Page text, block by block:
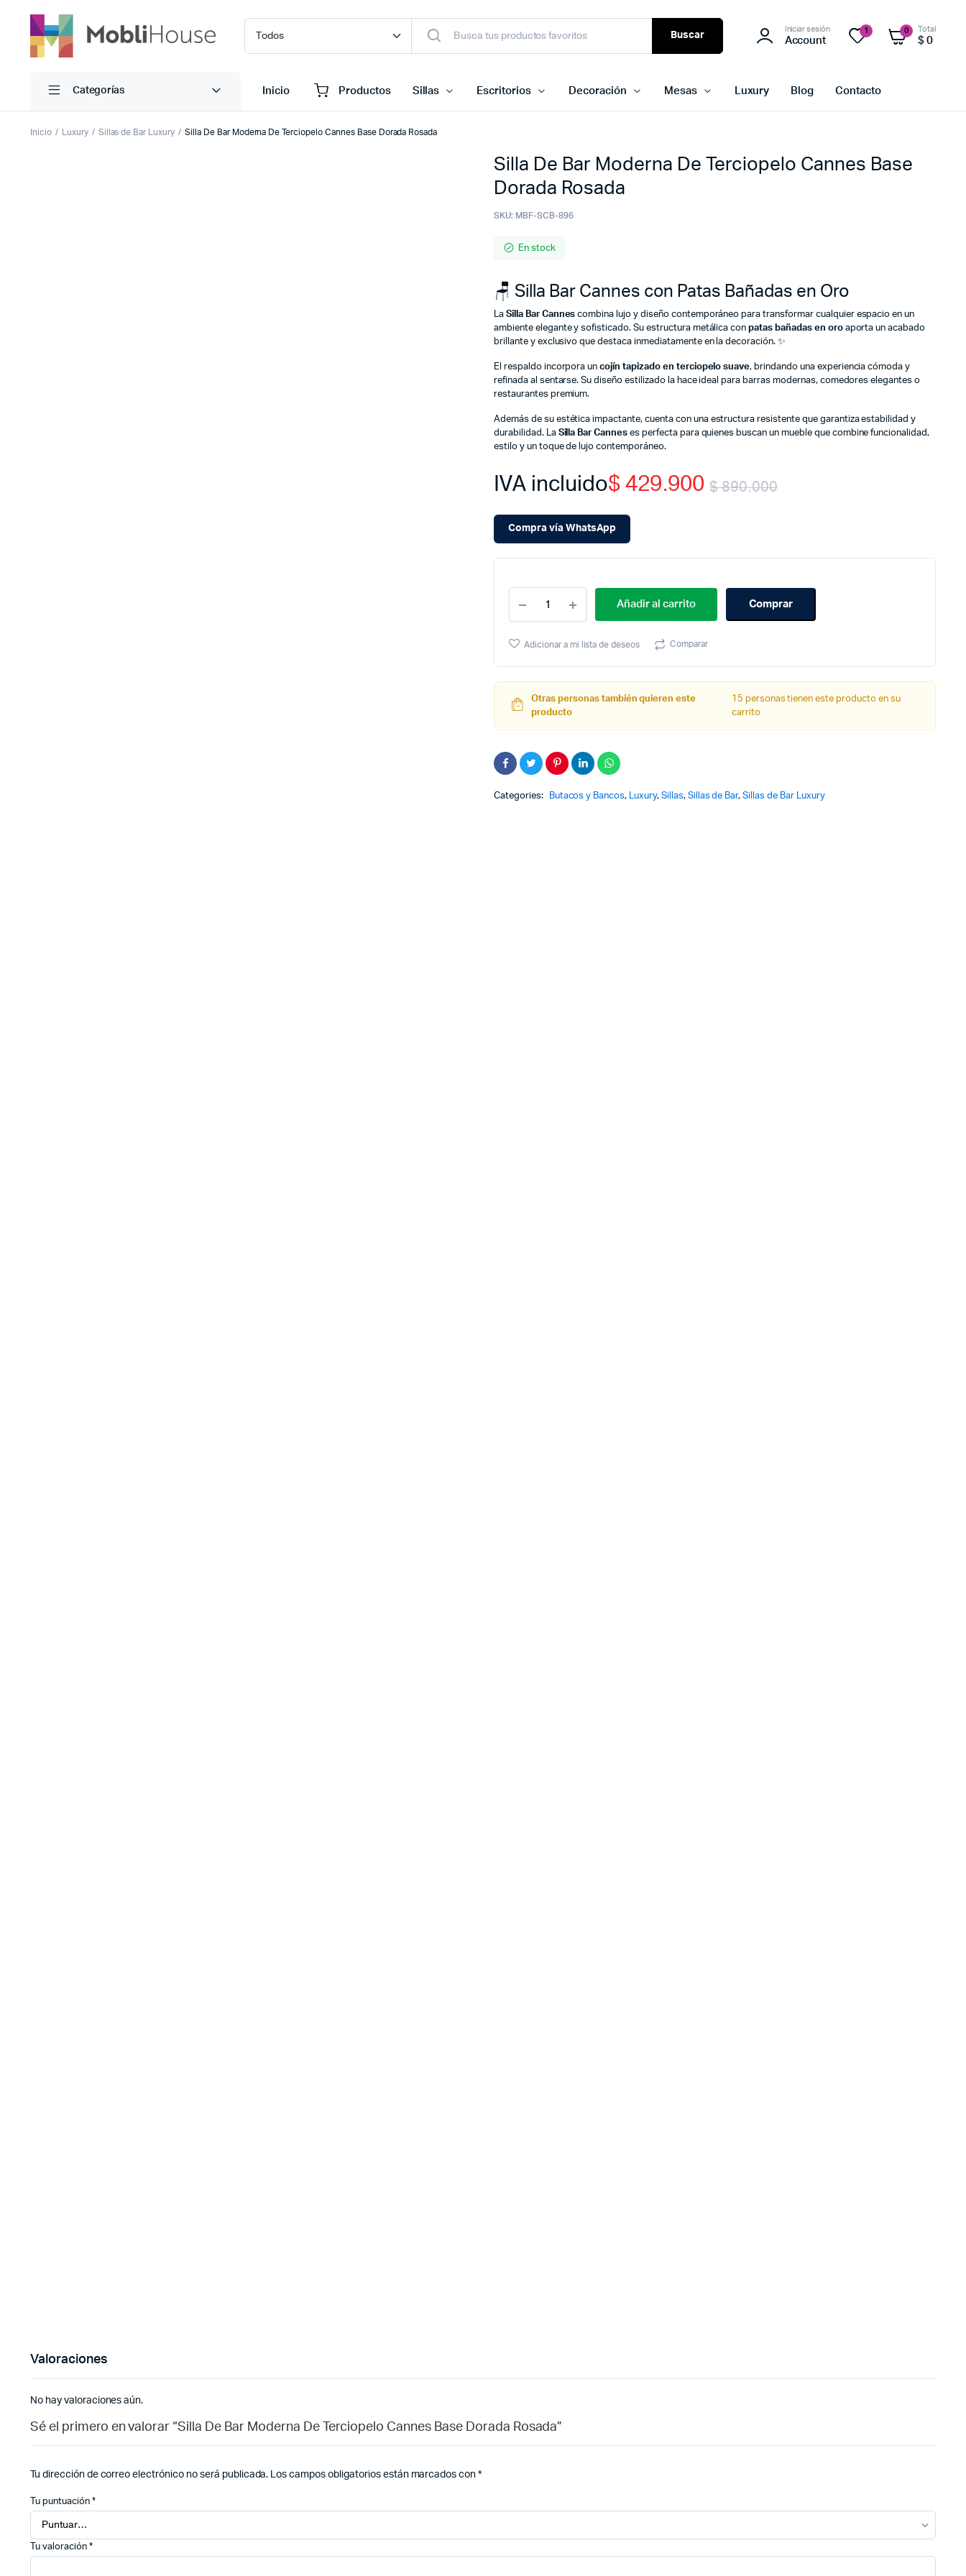
Buscar
Iniciar sesión
Account
1 0 Total
$ 0
Categorías Inicio Productos Sillas Escritorios Decoración Mesas Luxury Blog Contacto
Inicio Luxury Sillas de Bar Luxury Silla De Bar Moderna De Terciopelo Cannes Base Dorada Rosada
Silla De Bar Moderna De Terciopelo Cannes Base
Dorada Rosada
SKU: MBF-SCB-896
En stock
🪑 Silla Bar Cannes con Patas Bañadas en Oro
La Silla Bar Cannes combina lujo y diseño contemporáneo para transformar cualquier espacio en un
ambiente elegante y sofisticado. Su estructura metálica conpatas bañadas en oroaporta un acabado
brillante y exclusivo que destaca inmediatamente en la decoración. ✨
El respaldo incorpora uncojín tapizado en terciopelo suave, brindando una experiencia cómoda y
refinada al sentarse. Su diseño estilizado la hace ideal para barras modernas, comedores elegantes o
restaurantes premium.
Además de su estética impactante, cuenta con una estructura resistente que garantiza estabilidad y
durabilidad. La Silla Bar Cannes es perfecta para quienes buscan un mueble que combine funcionalidad,
estilo y un toque de lujo contemporáneo.
$890.000
$ 890.000.
$429.900
$ 429.900.
IVA incluido
Compra vía WhatsApp
Silla
De
Moderna
Base
Dorada
Rosada
Añadir al carrito Comprar
Adicionar a mi lista de deseos Comparar
Otras personas también quieren este
producto
15 personas tienen este producto en su
carrito
Categories: Butacos y Bancos, Luxury, Sillas, Sillas de Bar,Sillas de Bar Luxury
Valoraciones
No hay valoraciones aún.
Sé el primero en valorar “Silla De Bar Moderna De Terciopelo Cannes Base Dorada Rosada”
Tu dirección de correo electrónico no será publicada. Los campos obligatorios están marcados con*
Tu puntuación *
Tu valoración *